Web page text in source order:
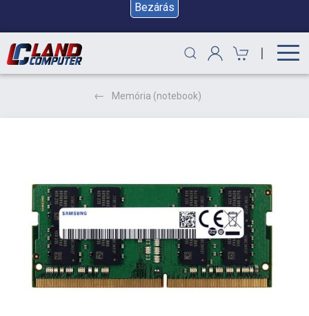
Bezárás
|
Memória (notebook)